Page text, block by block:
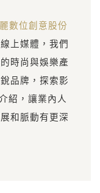
數位創意股份
上媒體，我們
時尚與娛樂產
品牌，探索影
紹，讓業內人
和脈動有更深